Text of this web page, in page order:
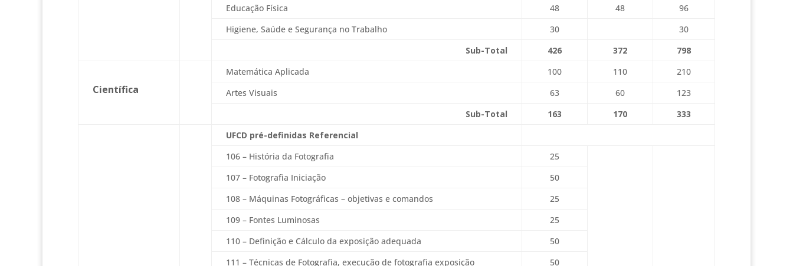
Educação Física
48 48
96
Higiene, Saúde e Segurança no Trabalho
30
30
Sub-Total
426 372 798
Científica
Matemática Aplicada 100 110
210
Artes Visuais
63 60
123
Sub-Total
163 170 333
UFCD pré-definidas Referencial
106 – História da Fotografia
25
107 – Fotografia Iniciação
50
108 – Máquinas Fotográficas – objetivas e comandos
25
109 – Fontes Luminosas
25
110 – Definição e Cálculo da exposição adequada
50
111 – Técnicas de Fotografia, execução de fotografia exposição
50